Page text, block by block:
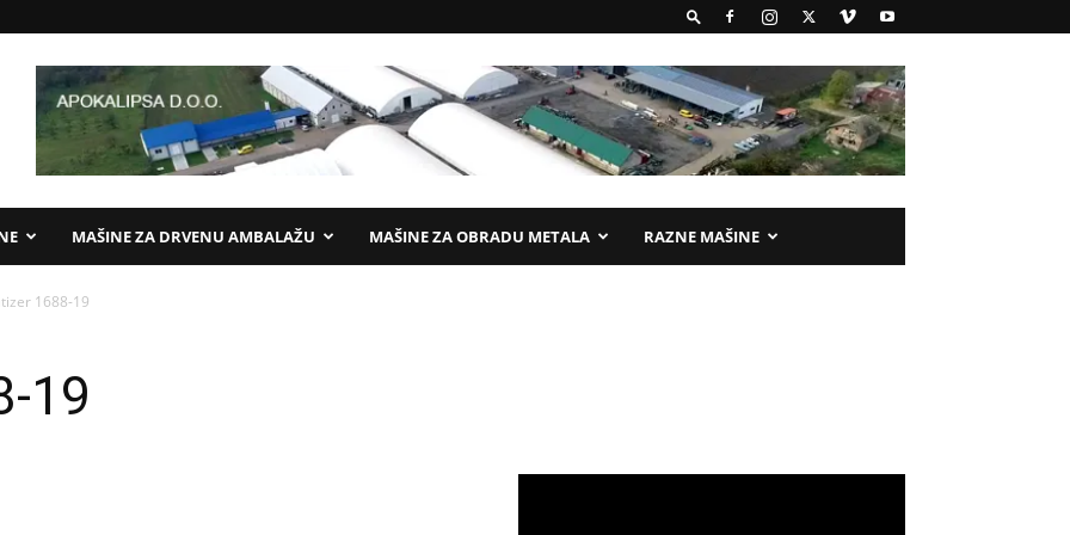
MAŠINE ZA DRVENU AMBALAŽU MAŠINE ZA OBRADU METALA RAZNE MAŠINE
1688-19
19